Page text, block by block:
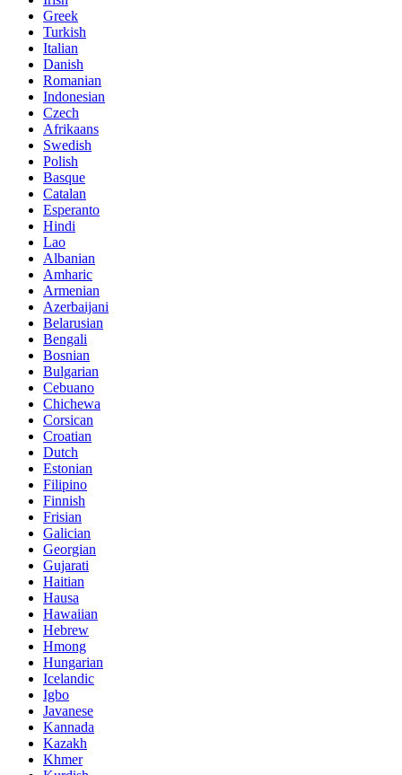
Greek
Turkish
Italian
Danish
Romanian
Indonesian
Czech
Afrikaans
Swedish
Polish
Basque
Catalan
Esperanto
Hindi
Lao
Albanian
Amharic
Armenian
Azerbaijani
Belarusian
Bengali
Bosnian
Bulgarian
Cebuano
Chichewa
Corsican
Croatian
Dutch
Estonian
Filipino
Finnish
Frisian
Galician
Georgian
Gujarati
Haitian
Hausa
Hawaiian
Hebrew
Hmong
Hungarian
Icelandic
Igbo
Javanese
Kannada
Kazakh
Khmer